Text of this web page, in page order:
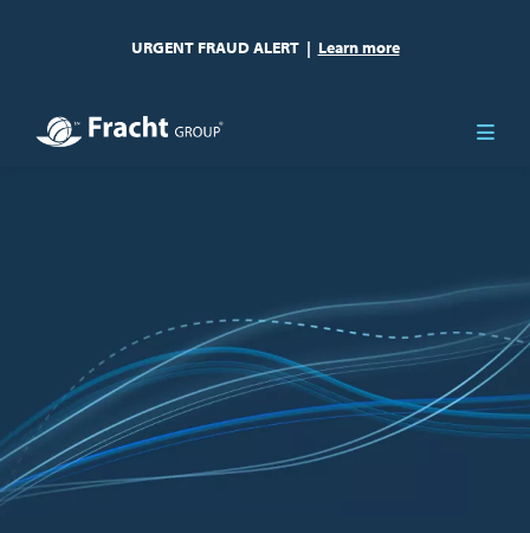
URGENT FRAUD ALERT | Learn more